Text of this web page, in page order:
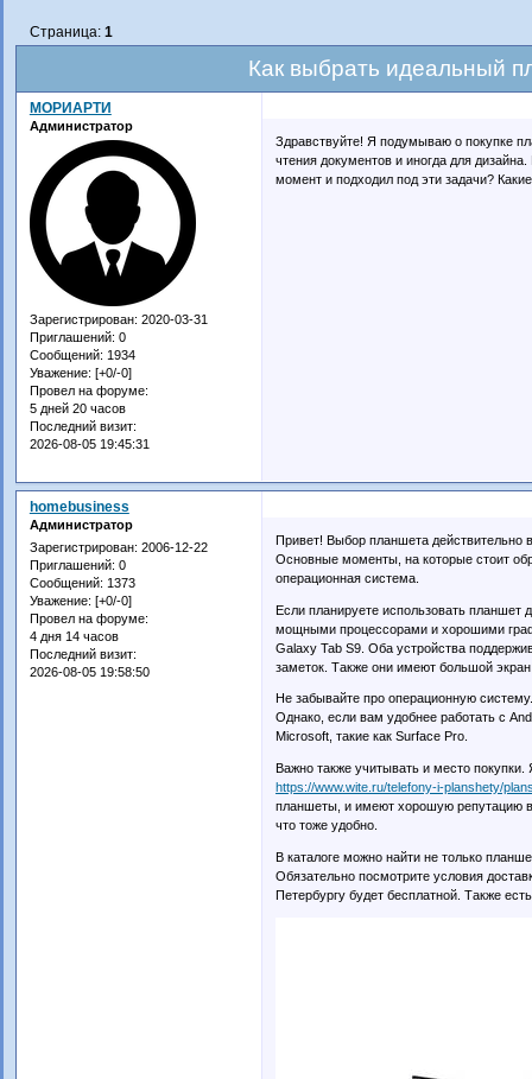
Как выбрать идеальный
Страница: 1
МОРИАРТИ
Администратор
Зарегистрирован: 2020-03-31
Приглашений: 0
Сообщений: 1934
Уважение: [+0/-0]
Провел на форуме:
5 дней 20 часов
Последний визит:
2026-08-05 19:45:31
Здравствуйте! Я подумываю о покупке
чтения документов и иногда для
момент и подходил под эти задачи?
homebusiness
Администратор
Зарегистрирован: 2006-12-22
Приглашений: 0
Сообщений: 1373
Уважение: [+0/-0]
Провел на форуме:
4 дня 14 часов
Последний визит:
2026-08-05 19:58:50
Привет! Выбор планшета действительно
Основные моменты, на которые стоит
операционная система.
Если планируете использовать планшет
мощными процессорами и хорошими
Galaxy Tab S9. Оба устройства
заметок. Также они имеют большой
Не забывайте про операционную
Однако, если вам удобнее работать с
Microsoft, такие как Surface Pro.
Важно также учитывать и место
https://www.wite.ru/telefony-i-planshety/
планшеты, и имеют хорошую репутацию в
что тоже удобно.
В каталоге можно найти не только
Обязательно посмотрите условия
Петербургу будет бесплатной. Также